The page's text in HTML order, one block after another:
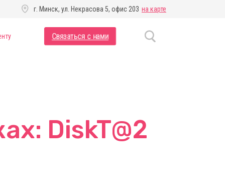
г. Минск, ул. Некрасова 5, офис 203 на карте
Связаться с нами
DiskT@2